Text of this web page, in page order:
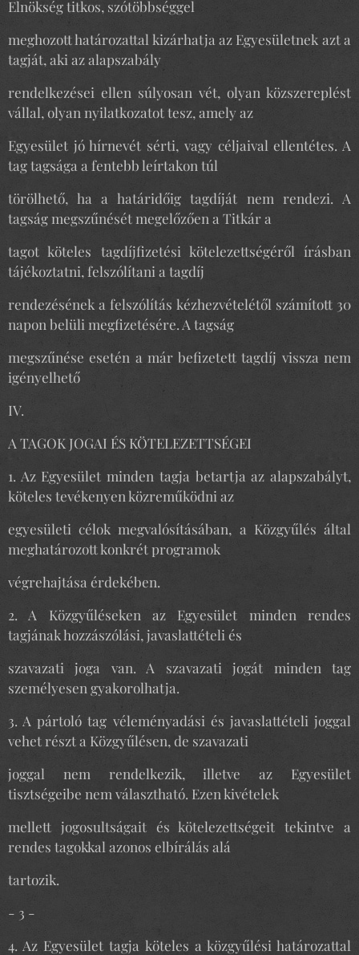
Elnökség titkos, szótöbbséggel
meghozott határozattal kizárhatja az Egyesületnek azt a
tagját, aki az alapszabály
rendelkezései ellen súlyosan vét, olyan közszereplést
vállal, olyan nyilatkozatot tesz, amely az
Egyesület jó hírnevét sérti, vagy céljaival ellentétes. A
tag tagsága a fentebb leírtakon túl
törölhető, ha a határidőig tagdíját nem rendezi. A
tagság megszűnését megelőzően a Titkár a
tagot köteles tagdíjfizetési kötelezettségéről írásban
tájékoztatni, felszólítani a tagdíj
rendezésének a felszólítás kézhezvételétől számított 30
napon belüli megfizetésére. A tagság
megszűnése esetén a már befizetett tagdíj vissza nem
igényelhető
IV.
A TAGOK JOGAI ÉS KÖTELEZETTSÉGEI
1. Az Egyesület minden tagja betartja az alapszabályt,
köteles tevékenyen közreműködni az
egyesületi célok megvalósításában, a Közgyűlés által
meghatározott konkrét programok
végrehajtása érdekében.
2. A Közgyűléseken az Egyesület minden rendes
tagjának hozzászólási, javaslattételi és
szavazati joga van. A szavazati jogát minden tag
személyesen gyakorolhatja.
3. A pártoló tag véleményadási és javaslattételi joggal
vehet részt a Közgyűlésen, de szavazati
joggal nem rendelkezik, illetve az Egyesület
tisztségeibe nem választható. Ezen kivételek
mellett jogosultságait és kötelezettségeit tekintve a
rendes tagokkal azonos elbírálás alá
tartozik.
- 3 -
4. Az Egyesület tagja köteles a közgyűlési határozattal